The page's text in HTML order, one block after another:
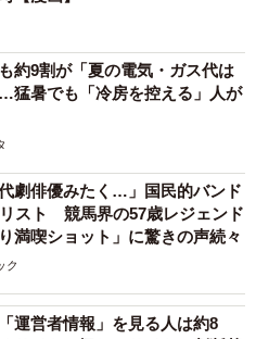
回目？」「上手に言うな
」と、あまりの可愛さにみ
様子。
だと気づかされた」「赤ち
切なのかもしれません
して話してないのがまたいい
おじいちゃんが息子くんと
っていることへの賛辞も寄
約9割が「夏の電気・ガス代は
猛暑でも「冷房を控える」人が
代劇俳優みたく…」国民的バンド
スト 競馬界の57歳レジェンド
満喫ショット」に驚きの声続々
ク
運営者情報」を見る人は約8